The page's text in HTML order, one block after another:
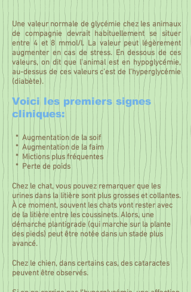
​Une valeur normale de glycémie chez les animaux
de compagnie devrait habituellement se situer
entre 4 et 8 mmol/l. La valeur peut légèrement
augmenter en cas de stress. En dessous de ces
valeurs, on dit que l’animal est en hypoglycémie,
au-dessus de ces valeurs c’est de l’hyperglycémie
(diabète).​
Voici les premiers signes
cliniques:
* Augmentation de la soif
* Augmentation de la faim
* Mictions plus fréquentes
* Perte de poids
Chez le chat, vous pouvez remarquer que les
urines dans la litière sont plus grosses et collantes.
À ce moment, souvent les chats vont rester avec
de la litière entre les coussinets. Alors, une
démarche plantigrade (qui marche sur la plante
des pieds) peut être notée dans un stade plus
avancé.
Chez le chien, dans certains cas, des cataractes
peuvent être observés.